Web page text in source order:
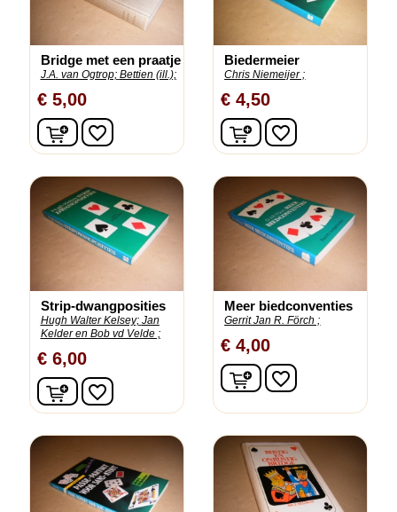
Bridge met een praatje
J.A. van Ogtrop; Bettien (ill.);
€ 5,00
In winkelwagen
favorite_border
Biedermeier
Chris Niemeijer ;
€ 4,50
In winkelwagen
favorite_border
Strip-dwangposities
Hugh Walter Kelsey; Jan
Kelder en Bob vd Velde ;
€ 6,00
In winkelwagen
favorite_border
Meer biedconventies
Gerrit Jan R. Förch ;
€ 4,00
In winkelwagen
favorite_border